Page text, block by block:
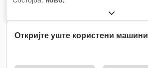
Откријте уште користени машини